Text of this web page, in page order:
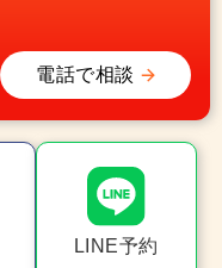
電話で相談
LINE予約